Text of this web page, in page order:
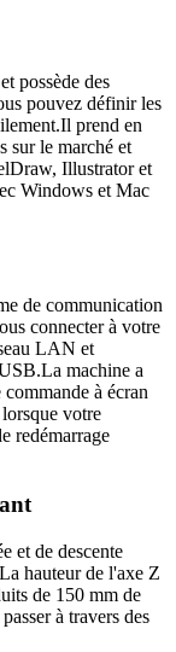
possède des
pouvez définir les
prend en
sur le marché et
Illustrator et
Windows et Mac
de communication
connecter à votre
LAN et
machine a
à écran
votre
redémarrage
et de descente
hauteur de l'axe Z
de 150 mm de
à travers des